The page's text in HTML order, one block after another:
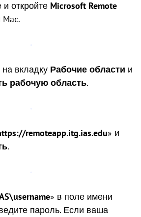
откройте Microsoft Remote
вкладку Рабочие области и
рабочую область.
remoteapp.itg.ias.edu» и
.
» в поле имени
пароль. Если ваша